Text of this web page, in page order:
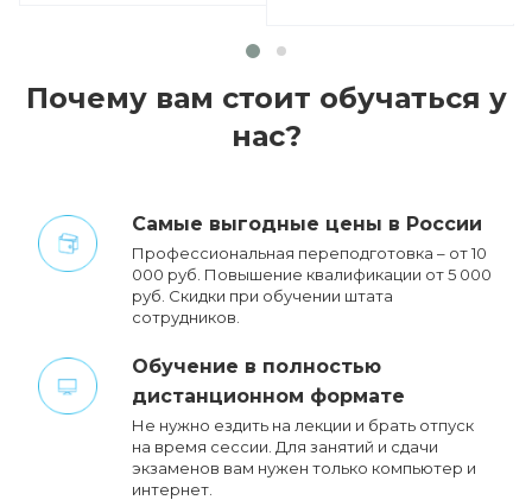
Почему вам стоит обучаться у
нас?
Cамые выгодные цены в России
Профессиональная переподготовка – от 10
000 руб. Повышение квалификации от 5 000
руб. Cкидки при обучении штата
сотрудников.
Обучение в полностью
дистанционном формате
Не нужно ездить на лекции и брать отпуск
на время сессии. Для занятий и сдачи
экзаменов вам нужен только компьютер и
интернет.